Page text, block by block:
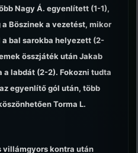
Nagy Á. egyenlített (1-1),
Böszinek a vezetést, mikor
bal sarokba helyezett (2-
összjáték után Jakab
a labdát (2-2). Fokozni tudta
egyenlítő gól után, több
Torma L.
villámgyors kontra után